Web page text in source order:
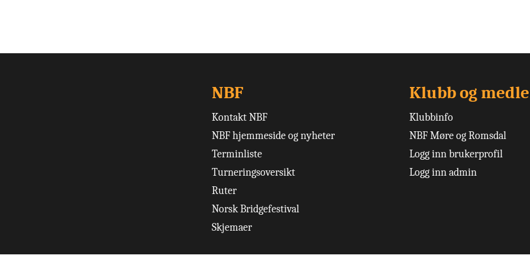
NBF
Kontakt NBF
NBF hjemmeside og nyheter
Terminliste
Turneringsoversikt
Ruter
Norsk Bridgefestival
Skjemaer
Klubb og
Klubbinfo
NBF Møre og Romsdal
Logg inn brukerprofil
Logg inn admin